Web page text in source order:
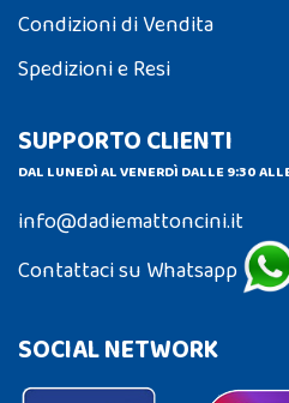
Condizioni di Vendita
Spedizioni e Resi
SUPPORTO CLIENTI
DAL LUNEDÌ AL VENERDÌ DALLE 9:30
info@dadiemattoncini.it
Contattaci su Whatsapp
SOCIAL NETWORK